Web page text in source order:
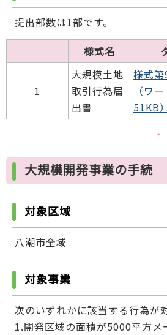
提出部数は1部です。
様式名
1
大規模土地
取引行為届
出書
様式
（ワ
51KB）
大規模開発事業の手続
対象区域
八潮市全域
対象事業
次のいずれかに該当する行為が
1.開発区域の面積が5000平方メ